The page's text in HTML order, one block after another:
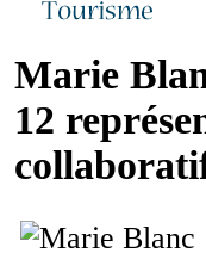
Marie
12